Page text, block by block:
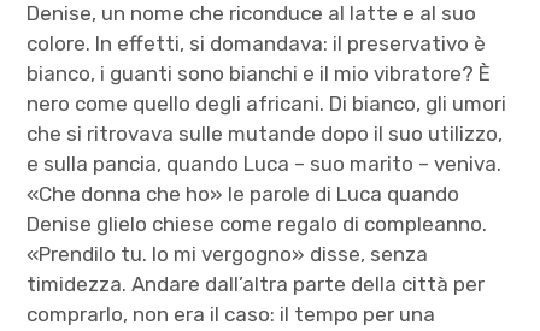
Denise, un nome che riconduce al latte e al suo
colore. In effetti, si domandava: il preservativo è
bianco, i guanti sono bianchi e il mio vibratore? È
nero come quello degli africani. Di bianco, gli umori
che si ritrovava sulle mutande dopo il suo utilizzo,
e sulla pancia, quando Luca – suo marito – veniva.
«Che donna che ho» le parole di Luca quando
Denise glielo chiese come regalo di compleanno.
«Prendilo tu. Io mi vergogno» disse, senza
timidezza. Andare dall’altra parte della città per
comprarlo, non era il caso: il tempo per una